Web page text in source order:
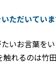
ただいていま
いお言葉をい
れるのは竹